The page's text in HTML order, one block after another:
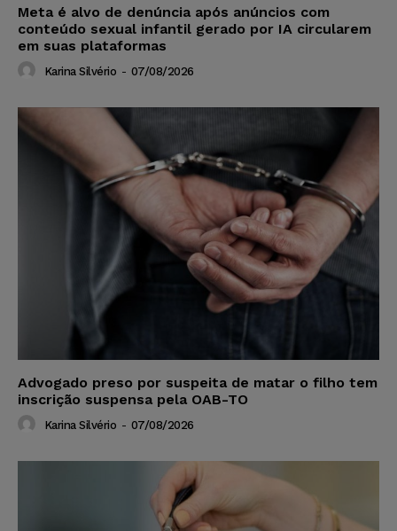
Meta é alvo de denúncia após anúncios com
conteúdo sexual infantil gerado por IA circularem
em suas plataformas
Karina Silvério - 07/08/2026
Advogado preso por suspeita de matar o filho tem
inscrição suspensa pela OAB-TO
Karina Silvério - 07/08/2026